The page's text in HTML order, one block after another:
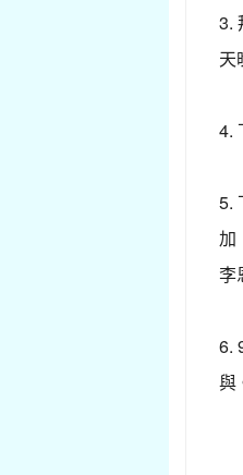
3.
天
4.
5.
加
李
6.
與